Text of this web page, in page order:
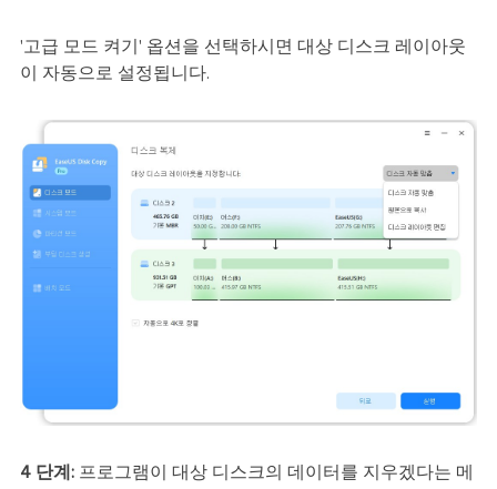
'고급 모드 켜기' 옵션을 선택하시면 대상 디스크 레이아웃
이 자동으로 설정됩니다.
4 단계:프로그램이 대상 디스크의 데이터를 지우겠다는 메